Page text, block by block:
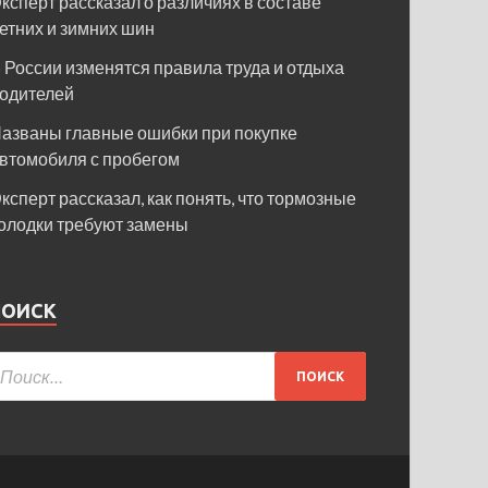
и зимних шин
России изменятся правила труда и отдыха
главные ошибки при покупке
с пробегом
рассказал, как понять, что тормозные
требуют замены